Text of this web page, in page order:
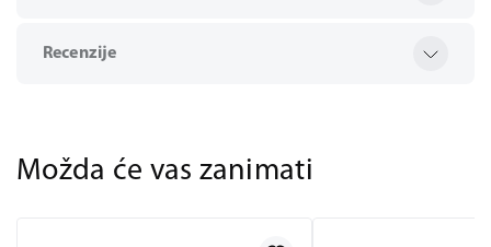
Recenzije
Možda će vas zanimati